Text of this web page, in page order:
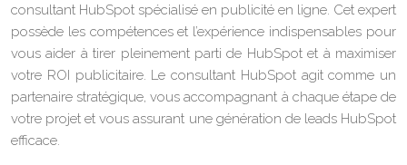
consultant HubSpot spécialisé en publicité en ligne. Cet expert
possède les compétences et l’expérience indispensables pour
vous aider à tirer pleinement parti de HubSpot et à maximiser
votre ROI publicitaire. Le consultant HubSpot agit comme un
partenaire stratégique, vous accompagnant à chaque étape de
votre projet et vous assurant une génération de leads HubSpot
efficace.